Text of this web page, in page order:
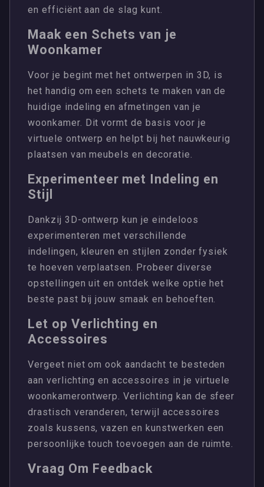
en efficiënt aan de slag kunt.
Maak een Schets van je
Woonkamer
Voor je begint met het ontwerpen in 3D, is
het handig om een schets te maken van de
huidige indeling en afmetingen van je
woonkamer. Dit vormt de basis voor je
virtuele ontwerp en helpt bij het nauwkeurig
plaatsen van meubels en decoratie.
Experimenteer met Indeling en
Stijl
Dankzij 3D-ontwerp kun je eindeloos
experimenteren met verschillende
indelingen, kleuren en stijlen zonder fysiek
te hoeven verplaatsen. Probeer diverse
opstellingen uit en ontdek welke optie het
beste past bij jouw smaak en behoeften.
Let op Verlichting en
Accessoires
Vergeet niet om ook aandacht te besteden
aan verlichting en accessoires in je virtuele
woonkamerontwerp. Verlichting kan de sfeer
drastisch veranderen, terwijl accessoires
zoals kussens, vazen en kunstwerken een
persoonlijke touch toevoegen aan de ruimte.
Vraag Om Feedback